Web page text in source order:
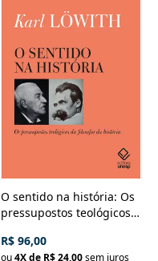
O sentido na história: Os
pressupostos teológicos
R$ 96,00
ou 4X de R$ 24,00 sem juros